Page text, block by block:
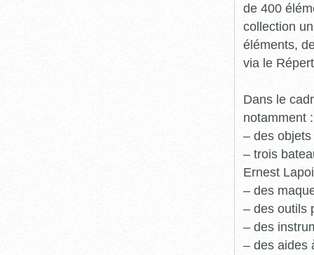
de 400
collection
éléments,
via le
Dans le
notamment :
– des
– trois
Ernest
– des
– des outils
– des
– des aides